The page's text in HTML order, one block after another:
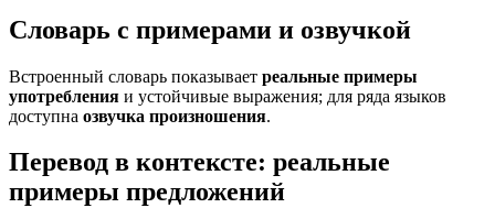
Словарь с примерами и озвучкой
Встроенный словарь показывает реальные примеры
употребления и устойчивые выражения; для ряда языков
доступна озвучка произношения.
Перевод в контексте: реальные
примеры предложений